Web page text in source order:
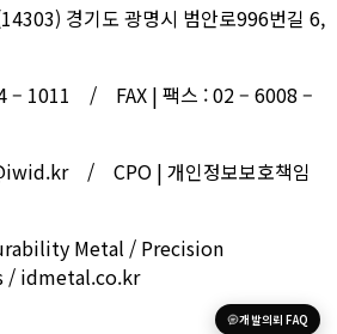
경기도 광명시 범안로996번길 6,
– 1011 / FAX | 팩스 : 02 – 6008 –
/ CPO | 개인정보보호책임
Metal / Precision
/ idmetal.co.kr
개발의뢰 FAQ